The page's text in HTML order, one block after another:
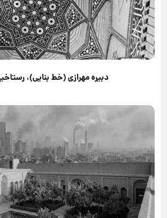
دبیره مهرازی (خط بنایی)،